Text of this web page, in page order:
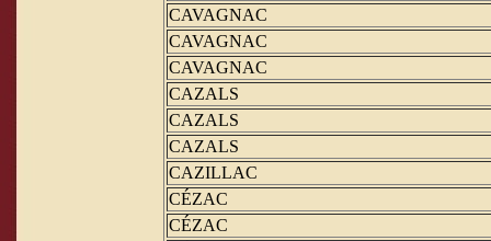
CAVAGNAC
CAVAGNAC
CAVAGNAC
CAZALS
CAZALS
CAZALS
CAZILLAC
CÉZAC
CÉZAC